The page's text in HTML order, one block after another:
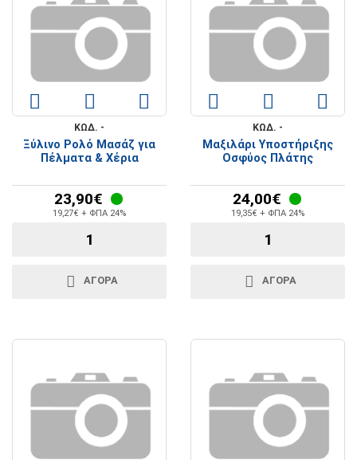
ΚΩΔ. -
Ξύλινο Ρολό Μασάζ για
Πέλματα & Χέρια
23,90€
19,27€ + ΦΠΑ 24%
ΑΓΟΡΑ
ΚΩΔ. -
Μαξιλάρι Υποστήριξης
Οσφύος Πλάτης
24,00€
19,35€ + ΦΠΑ 24%
ΑΓΟΡΑ